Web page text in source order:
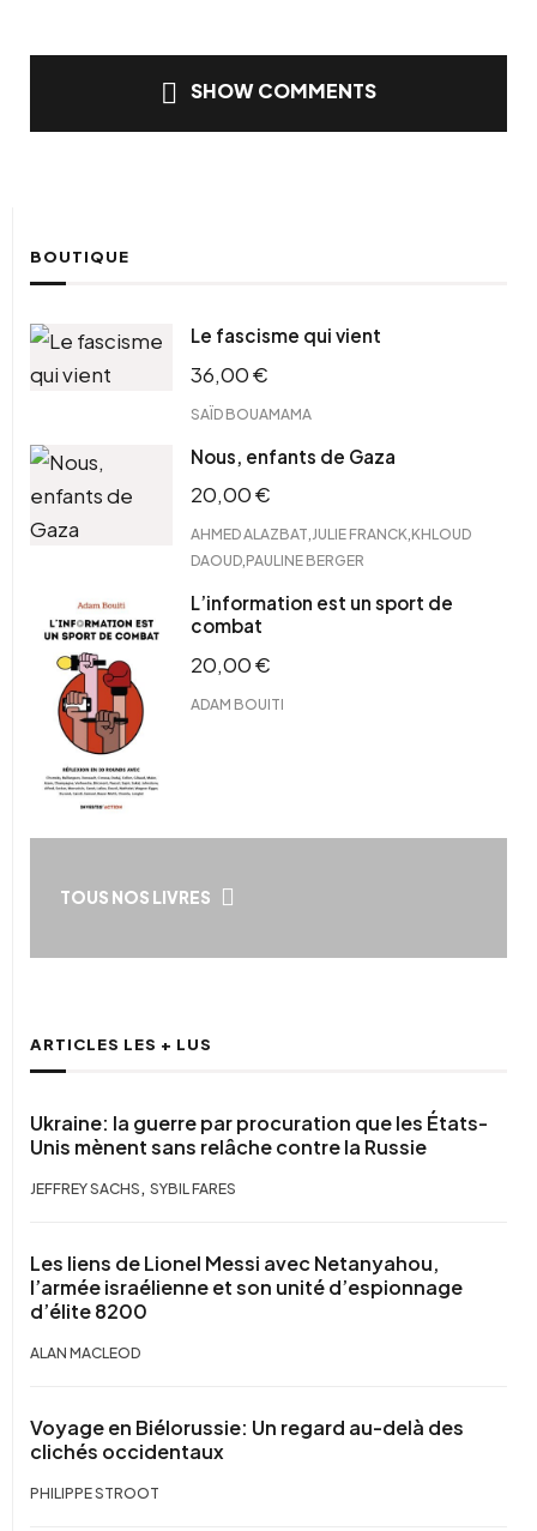
SHOW COMMENTS
BOUTIQUE
Le fascisme qui vient
36,00€
SAÏD BOUAMAMA
Nous, enfants de Gaza
20,00€
AHMED ALAZBAT,JULIE FRANCK,KHLOUD
DAOUD,PAULINE BERGER
L’information est un sport de
combat
20,00€
ADAM BOUITI
TOUS NOS LIVRES
ARTICLES LES + LUS
Ukraine: la guerre par procuration que les États-
Unis mènent sans relâche contre la Russie
JEFFREY SACHS , SYBIL FARES
Les liens de Lionel Messi avec Netanyahou,
l’armée israélienne et son unité d’espionnage
d’élite 8200
ALAN MACLEOD
Voyage en Biélorussie: Un regard au-delà des
clichés occidentaux
PHILIPPE STROOT